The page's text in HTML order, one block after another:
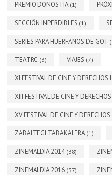
PREMIO DONOSTIA (1)
SECCIÓN INPERDIBLES (1)
SERIES PARA HUÉRFANOS DE GOT
TEATRO (3) VIAJES (7)
XI FESTIVAL DE CINE Y DERECHOS
XIII FESTIVAL DE CINE Y
XV FESTIVAL DE CINE Y
ZABALTEGI TABAKALERA (1)
ZINEMALDIA 2014 (38)
ZINEMALDIA 2016 (37)